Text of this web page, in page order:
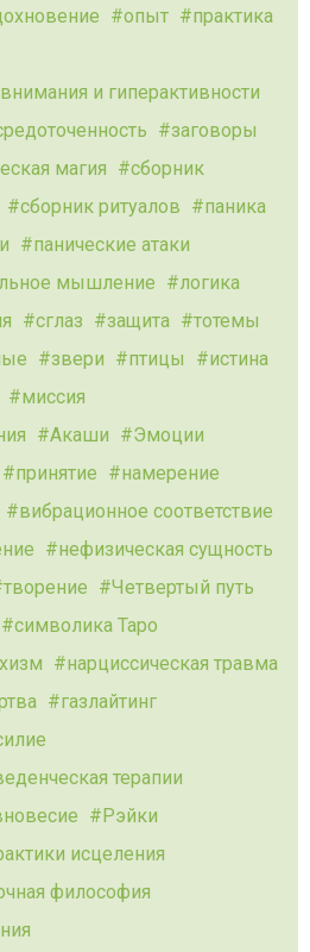
опыт
практика
и гиперактивности
заговоры
магия
сборник
сборник ритуалов
паника
панические атаки
мышление
логика
сглаз защита
тотемы
звери птицы
истина
миссия
Акаши
Эмоции
принятие
намерение
вибрационное соответствие
нефизическая сущность
творение
Четвертый путь
символика Таро
нарциссическая травма
газлайтинг
терапии
Рэйки
исцеления
философия